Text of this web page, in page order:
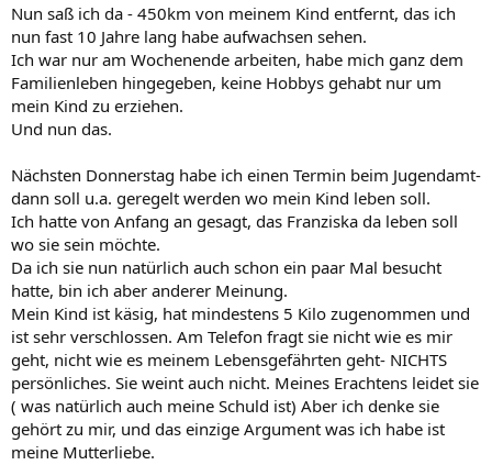
Nun saß ich da - 450km von meinem Kind entfernt, das ich
nun fast 10 Jahre lang habe aufwachsen sehen.
Ich war nur am Wochenende arbeiten, habe mich ganz dem
Familienleben hingegeben, keine Hobbys gehabt nur um
mein Kind zu erziehen.
Und nun das.
Nächsten Donnerstag habe ich einen Termin beim Jugendamt-
dann soll u.a. geregelt werden wo mein Kind leben soll.
Ich hatte von Anfang an gesagt, das Franziska da leben soll
wo sie sein möchte.
Da ich sie nun natürlich auch schon ein paar Mal besucht
hatte, bin ich aber anderer Meinung.
Mein Kind ist käsig, hat mindestens 5 Kilo zugenommen und
ist sehr verschlossen. Am Telefon fragt sie nicht wie es mir
geht, nicht wie es meinem Lebensgefährten geht- NICHTS
persönliches. Sie weint auch nicht. Meines Erachtens leidet sie
( was natürlich auch meine Schuld ist) Aber ich denke sie
gehört zu mir, und das einzige Argument was ich habe ist
meine Mutterliebe.